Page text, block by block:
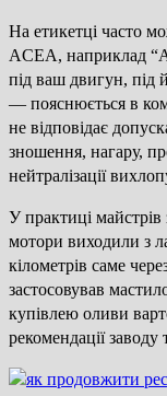
На етикетці часто
ACEA, наприклад
під ваш двигун, під
— пояснюється в
не відповідає
зношення, нагару,
нейтралізації
У практиці майстрів
мотори виходили з
кілометрів саме
застосовував
купівлею оливи
рекомендації